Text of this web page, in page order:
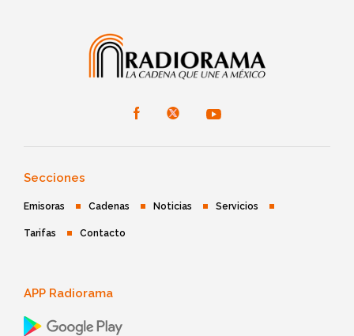
Secciones
Emisoras Cadenas Noticias Servicios
Tarifas Contacto
APP Radiorama